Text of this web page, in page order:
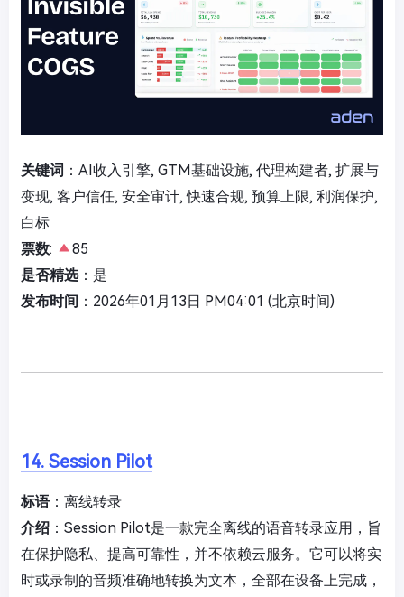
关键词 ：AI收入引擎, GTM基础设施, 代理构建者, 扩展与
变现, 客户信任, 安全审计, 快速合规, 预算上限, 利润保护,
白标
票数:
85
是否精选：是
发布时间 ：2026年01月13日 PM04:01 (北京时间)
14. Session Pilot
标语：离线转录
介绍 ：Session Pilot是一款完全离线的语音转录应用，旨
在保护隐私、提高可靠性，并不依赖云服务。它可以将实
时或录制的音频准确地转换为文本，全部在设备上完成，